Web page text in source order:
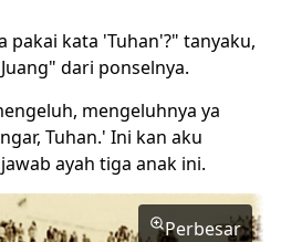
pakai kata 'Tuhan'?" tanyaku,
dari ponselnya.
mengeluhnya ya
Tuhan.' Ini kan aku
ayah tiga anak ini.
Perbesar